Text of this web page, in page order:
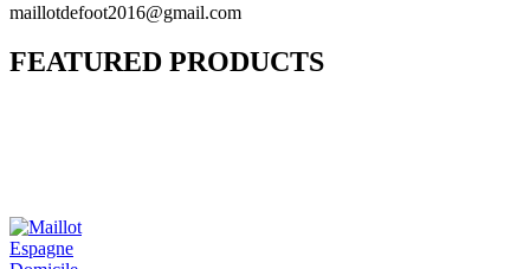
maillotdefoot2016@gmail.com
FEATURED PRODUCTS